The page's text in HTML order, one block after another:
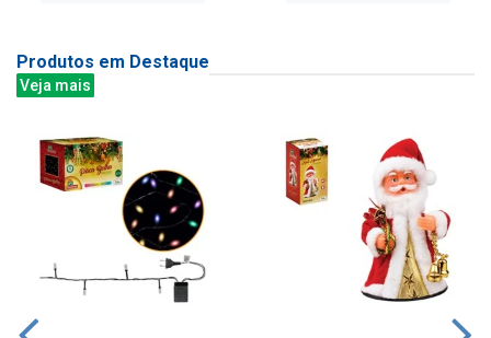
Produtos em Destaque
Veja mais